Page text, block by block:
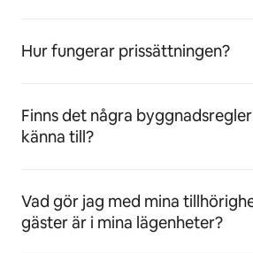
Hur fungerar prissättningen?
Finns det några
känna till?
Vad gör jag med mina
gäster är i mina lägenheter?